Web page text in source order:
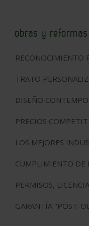
obras y
RECONOCIMIENTO
TRATO
DISEÑO
PRECIOS
LOS MEJORES
CUMPLIMIENTO DE
PERMISOS,
GARANTÍA "POST-